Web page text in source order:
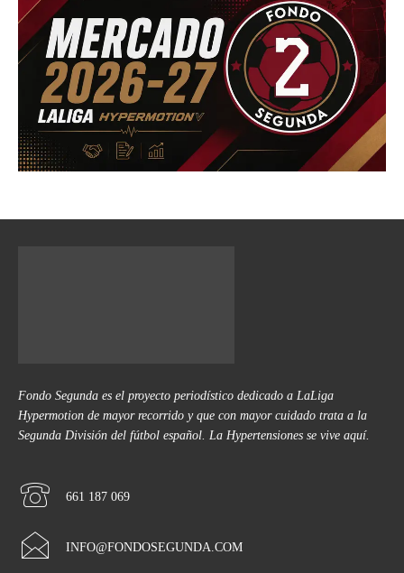
Fondo Segunda es el proyecto periodístico dedicado a LaLiga
Hypermotion de mayor recorrido y que con mayor cuidado trata a la
Segunda División del fútbol español. La Hypertensiones se vive aquí.
661 187 069
INFO@FONDOSEGUNDA.COM